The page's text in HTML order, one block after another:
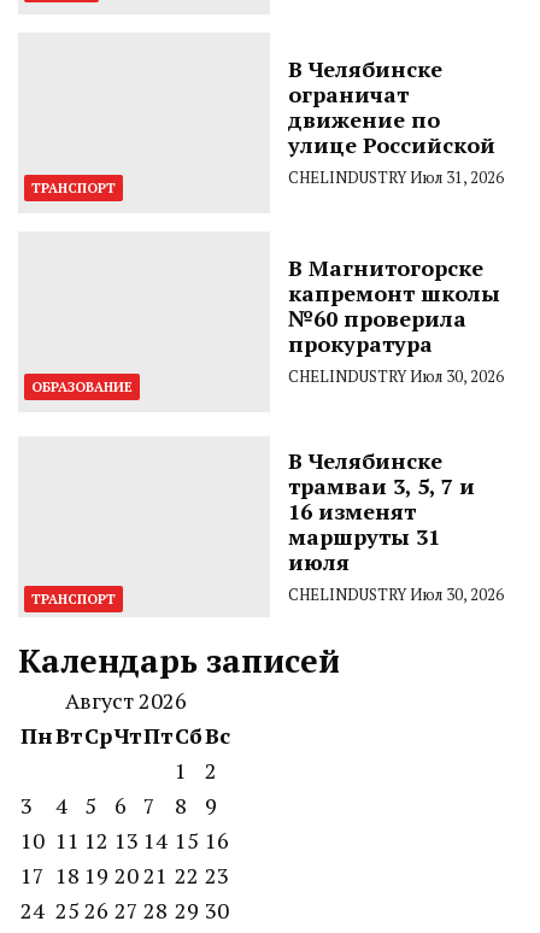
ТРАНСПОРТ
В Челябинске
ограничат
движение по
улице Российской
CHELINDUSTRYИюл 31, 2026
ОБРАЗОВАНИЕ
В Магнитогорске
капремонт школы
№60 проверила
прокуратура
CHELINDUSTRYИюл 30, 2026
ТРАНСПОРТ
В Челябинске
трамваи 3, 5, 7 и
16 изменят
маршруты 31
июля
CHELINDUSTRYИюл 30, 2026
Календарь записей
Август 2026
ПнВтСрЧтПтСбВс
1
2
3
4 5 6 7 8
9
10 11 12 13 14 15 16
17 18 19 2021 22 23
24 25 26 27 28 29 30